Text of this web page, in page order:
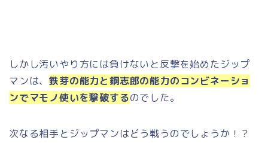
しかし汚いやり方には負けないと反撃を始めたジップ
マンは、鉄芽の能力と鋼志郎の能力のコンビネーショ
ンでマモノ使いを撃破するのでした。
次なる相手とジップマンはどう戦うのでしょうか！？